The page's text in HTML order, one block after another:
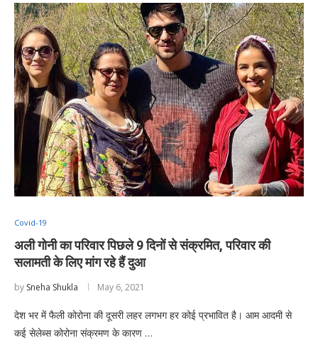
Covid-19
अली गोनी का परिवार पिछले 9 दिनों से संक्रमित, परिवार की
सलामती के लिए मांग रहे हैं दुआ
by Sneha Shukla May 6, 2021
देश भर में फैली कोरोना की दूसरी लहर लगभग हर कोई प्रभावित है। आम आदमी से
कई सेलेब्स कोरोना संक्रमण के कारण …